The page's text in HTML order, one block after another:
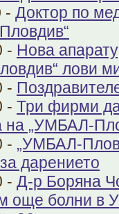
- Доктор по
- Нова
лови
-
- Три фирми
на „УМБАЛ-
- „УМБАЛ-
дарението
- Д-р Боряна
още болни в